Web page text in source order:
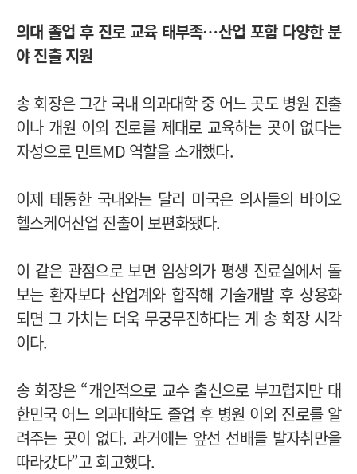
의대 졸업 후 진로 교육 태부족…산업 포함 다양한 분
야 진출 지원
송 회장은 그간 국내 의과대학 중 어느 곳도 병원 진출
이나 개원 이외 진로를 제대로 교육하는 곳이 없다는
자성으로 민트MD 역할을 소개했다.
이제 태동한 국내와는 달리 미국은 의사들의 바이오
헬스케어산업 진출이 보편화됐다.
이 같은 관점으로 보면 임상의가 평생 진료실에서 돌
보는 환자보다 산업계와 합작해 기술개발 후 상용화
되면 그 가치는 더욱 무궁무진하다는 게 송 회장 시각
이다.
송 회장은 “개인적으로 교수 출신으로 부끄럽지만 대
한민국 어느 의과대학도 졸업 후 병원 이외 진로를 알
려주는 곳이 없다. 과거에는 앞선 선배들 발자취만을
따라갔다”고 회고했다.